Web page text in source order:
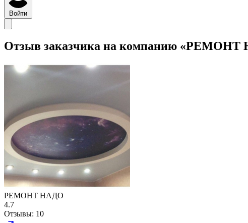
Войти
Отзыв заказчика на компанию
РЕМОНТ НАДО
4.7
Отзывы: 10